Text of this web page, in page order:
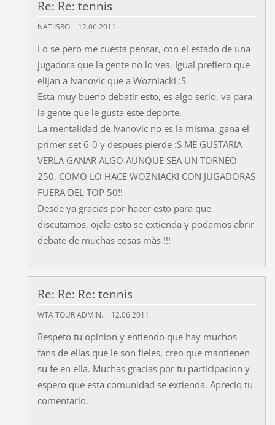
Re: Re: tennis
NATIISRO 12.06.2011
Lo se pero me cuesta pensar, con el estado de una
jugadora que la gente no lo vea. Igual prefiero que
elijan a Ivanovic que a Wozniacki :S
Esta muy bueno debatir esto, es algo serio, va para
la gente que le gusta este deporte.
La mentalidad de Ivanovic no es la misma, gana el
primer set 6-0 y despues pierde :S ME GUSTARIA
VERLA GANAR ALGO AUNQUE SEA UN TORNEO
250, COMO LO HACE WOZNIACKI CON JUGADORAS
FUERA DEL TOP 50!!
Desde ya gracias por hacer esto para que
discutamos, ojala esto se extienda y podamos abrir
debate de muchas cosas màs !!!
Re: Re: Re: tennis
WTA TOUR ADMIN. 12.06.2011
Respeto tu opinion y entiendo que hay muchos
fans de ellas que le son fieles, creo que mantienen
su fe en ella. Muchas gracias por tu participacion y
espero que esta comunidad se extienda. Aprecio tu
comentario.